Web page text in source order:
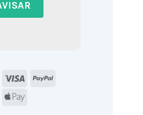
MasterCard
Visa
PayPal
Apple